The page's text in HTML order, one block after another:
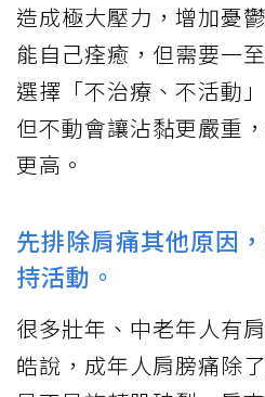
造成極大壓力，增加憂
能自己痊癒，但需要一
選擇「不治療、不活動
但不動會讓沾黏更嚴重
更高。
先排除肩痛其他原因
持活動。
很多壯年、中老年人有
皓說，成年人肩膀痛除